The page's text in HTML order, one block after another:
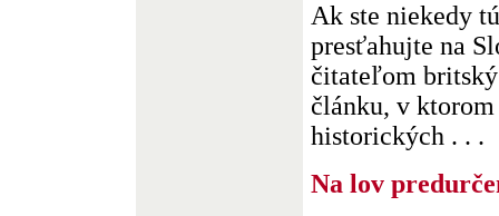
Ak ste niekedy
presťahujte na
čitateľom
článku, v
historických . . .
Na lov